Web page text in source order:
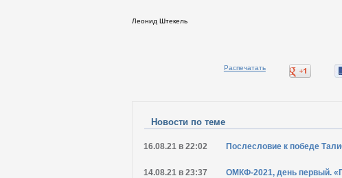
Леонид Штекель
Распечатать
Новости по теме
16.08.21 в 22:02 Послесловие к победе
14.08.21 в 23:37 ОМКФ-2021, день первый.